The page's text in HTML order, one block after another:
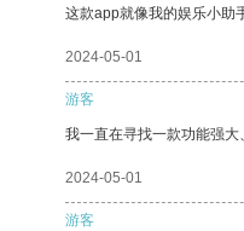
这款app就像我的娱乐小助
2024-05-01
游客
我一直在寻找一款功能强
2024-05-01
游客